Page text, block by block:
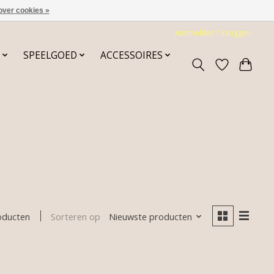
Aanmelden / Inloggen
SPEELGOED
ACCESSOIRES
Sorteren op Nieuwste producten
cookies »